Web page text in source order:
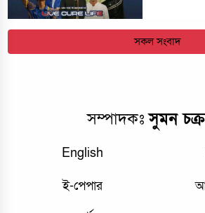
সকল সংবাদ
সম্পাদকঃসুমন
English
ই-পেপার